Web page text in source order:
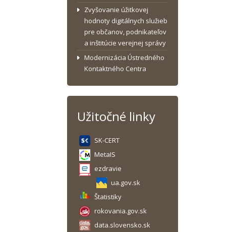
Zvyšovanie úžitkovej
hodnoty digitálnych služieb
pre občanov, podnikateľov
a inštitúcie verejnej správy
Modernizácia Ústredného
Kontaktného Centra
Užitočné linky
SK-CERT
MetaIS
ezdravie
ua.gov.sk
Štatistiky
rokovania.gov.sk
data.slovensko.sk